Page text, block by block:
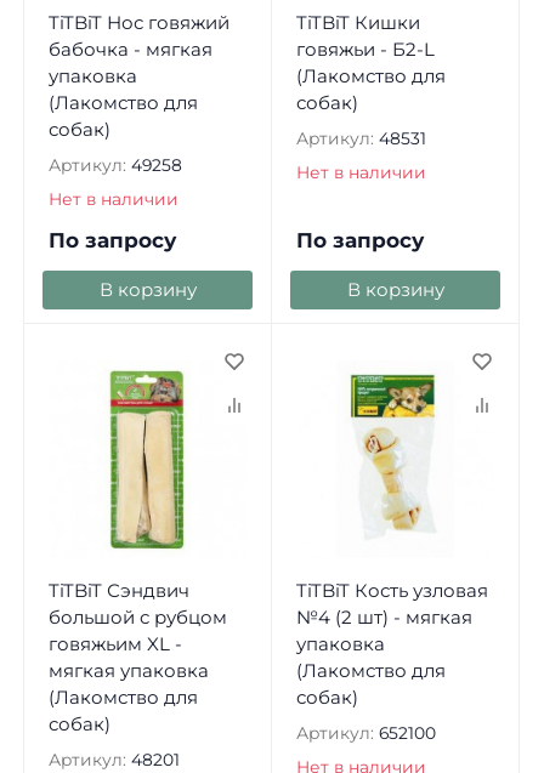
TiTBiT Нос говяжий
бабочка - мягкая
упаковка
(Лакомство для
собак)
Артикул: 49258
Нет в наличии
По запросу
В корзину
TiTBiT Кишки
говяжьи - Б2-L
(Лакомство для
собак)
Артикул: 48531
Нет в наличии
По запросу
В корзину
TiTBiT Сэндвич
большой с рубцом
говяжьим XL -
мягкая упаковка
(Лакомство для
собак)
Артикул: 48201
TiTBiT Кость узловая
№4 (2 шт) - мягкая
упаковка
(Лакомство для
собак)
Артикул: 652100
Нет в наличии